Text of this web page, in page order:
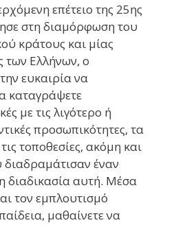
επέτειο της 25ης
στη διαμόρφωση του
κράτους και μίας
των Ελλήνων, ο
ευκαιρία να
καταγράψετε
με τις λιγότερο ή
προσωπικότητες, τα
τις τοποθεσίες, ακόμη και
διαδραμάτισαν έναν
διαδικασία αυτή. Μέσα
τον εμπλουτισμό
μαθαίνετε να